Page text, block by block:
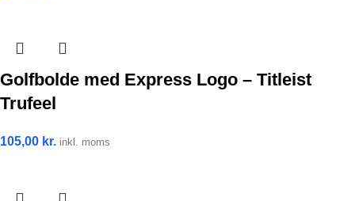
Golfbolde med Express Logo – Titleist
Trufeel
105,00 kr. inkl. moms